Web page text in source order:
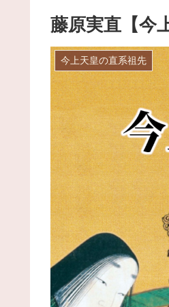
藤原実直【今
今上天皇の直系祖先